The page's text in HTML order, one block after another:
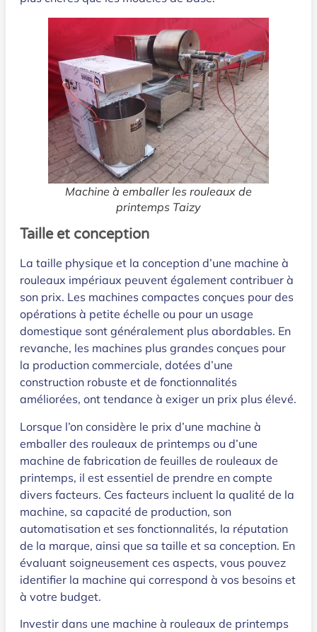
Machine à emballer les rouleaux de
printemps Taizy
Taille et conception
La taille physique et la conception d’une machine à
rouleaux impériaux peuvent également contribuer à
son prix. Les machines compactes conçues pour des
opérations à petite échelle ou pour un usage
domestique sont généralement plus abordables. En
revanche, les machines plus grandes conçues pour
la production commerciale, dotées d’une
construction robuste et de fonctionnalités
améliorées, ont tendance à exiger un prix plus élevé.
Lorsque l’on considère le prix d’une machine à
emballer des rouleaux de printemps ou d’une
machine de fabrication de feuilles de rouleaux de
printemps, il est essentiel de prendre en compte
divers facteurs. Ces facteurs incluent la qualité de la
machine, sa capacité de production, son
automatisation et ses fonctionnalités, la réputation
de la marque, ainsi que sa taille et sa conception. En
évaluant soigneusement ces aspects, vous pouvez
identifier la machine qui correspond à vos besoins et
à votre budget.
Investir dans une machine à rouleaux de printemps